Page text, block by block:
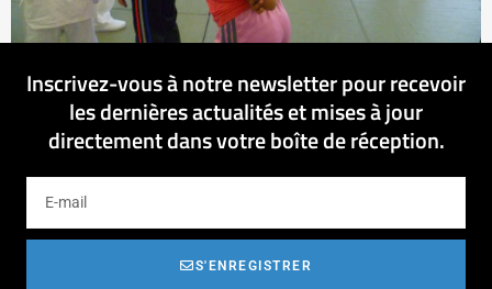
Inscrivez-vous à notre newsletter pour recevoir
les dernières actualités et mises à jour
directement dans votre boîte de réception.
S'ENREGISTRER